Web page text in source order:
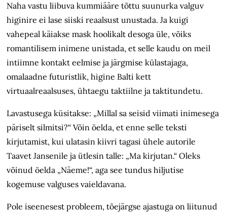
Naha vastu liibuva kummiääre tõttu suunurka valguv
higinire ei lase siiski reaalsust unustada. Ja kuigi
vahepeal käiakse mask hoolikalt desoga üle, võiks
romantilisem inimene unistada, et selle kaudu on meil
intiimne kontakt eelmise ja järgmise külastajaga,
omalaadne futuristlik, higine Balti kett
virtuaalreaalsuses, ühtaegu taktiilne ja taktitundetu.
Lavastusega küsitakse: „Millal sa seisid viimati inimesega
päriselt silmitsi?“ Võin öelda, et enne selle teksti
kirjutamist, kui ulatasin kiivri tagasi ühele autorile
Taavet Jansenile ja ütlesin talle: „Ma kirjutan.“ Oleks
võinud öelda „Näeme!“, aga see tundus hiljutise
kogemuse valguses vaieldavana.
Pole iseenesest probleem, tõejärgse ajastuga on liitunud